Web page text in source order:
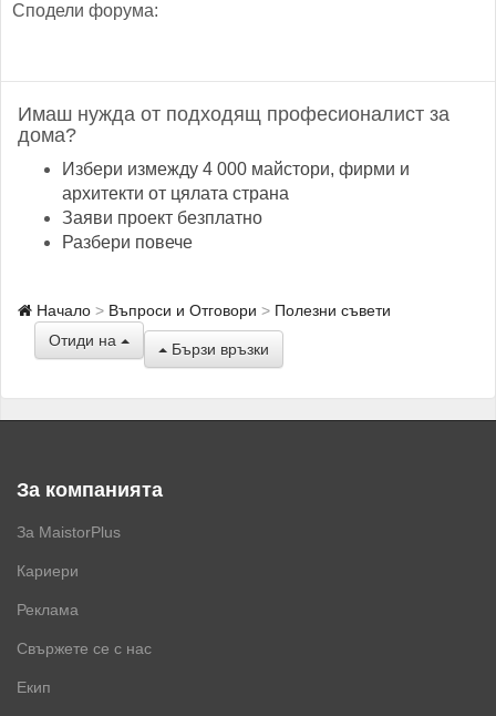
Сподели форума:
Имаш нужда от подходящ професионалист за
дома?
Избери измежду 4 000 майстори, фирми и
архитекти от цялата страна
Заяви проект безплатно
Разбери повече
Начало Въпроси и Отговори
Полезни съвети
Отиди на
Бързи връзки
За компанията
За MaistorPlus
Кариери
Реклама
Свържете се с нас
Екип